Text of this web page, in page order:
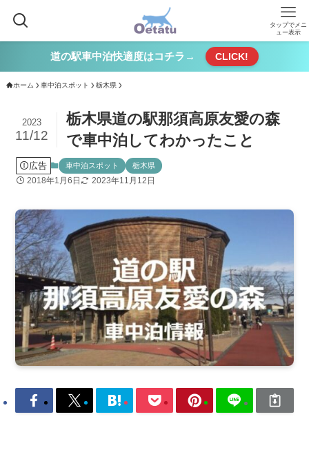
タップでメニ
ュー表示
道の駅車中泊快適度はコチラ→ CLICK!
ホーム 車中泊スポット 栃木県
栃木県道の駅那須高原友愛の森
で車中泊してわかったこと
2023
11/12
広告 車中泊スポット 栃木県
2018年1月6日 2023年11月12日